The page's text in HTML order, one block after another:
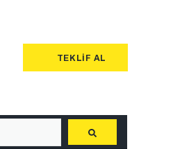
TEKLIF AL